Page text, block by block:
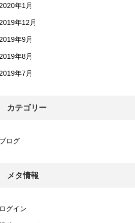
2020年1月
2019年12月
2019年9月
2019年8月
2019年7月
カテゴリー
ブログ
メタ情報
ログイン